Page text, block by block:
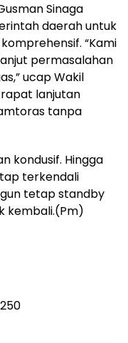
Sinaga
daerah untuk
“Kami
permasalahan
ucap Wakil
lanjutan
tanpa
kondusif. Hingga
terkendali
tetap standby
kembali.(Pm)